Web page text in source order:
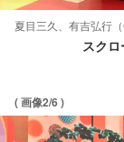
夏目三久、有吉弘行
スク
( 画像2/6 )